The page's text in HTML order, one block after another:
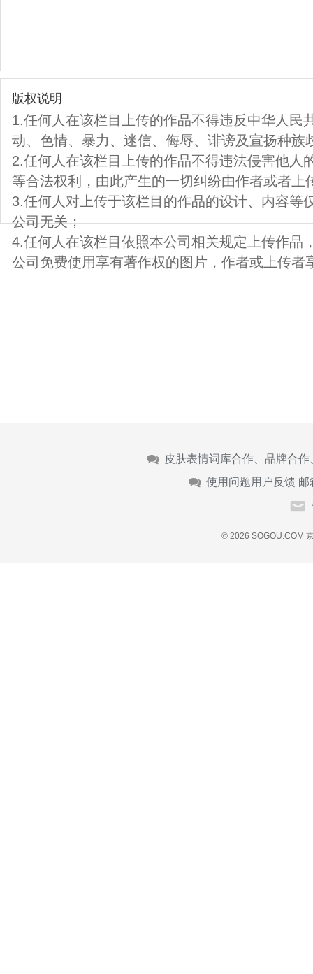
版权说明
1.任何人在该栏目上传的作品不得违反中华人民
动、色情、暴力、迷信、侮辱、诽谤及宣扬种族
2.任何人在该栏目上传的作品不得违法侵害他人
等合法权利，由此产生的一切纠纷由作者或者上
3.任何人对上传于该栏目的作品的设计、内容等
公司无关；
4.任何人在该栏目依照本公司相关规定上传作品
公司免费使用享有著作权的图片，作者或上传者
皮肤表情词库合作、品牌合
使用问题用户反馈 邮
© 2026 SOGOU.COM